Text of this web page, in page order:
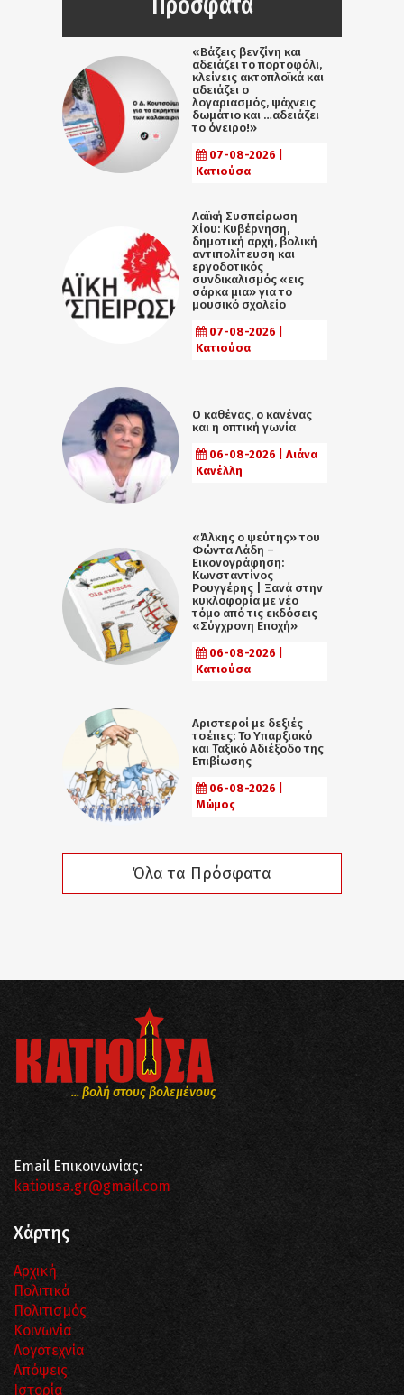
«Βάζεις βενζίνη και
αδειάζει το πορτοφόλι,
κλείνεις ακτοπλοϊκά και
αδειάζει ο
λογαριασμός, ψάχνεις
δωμάτιο και …αδειάζει
το όνειρο!»
07-08-2026 |
Κατιούσα
Λαϊκή Συσπείρωση
Χίου: Κυβέρνηση,
δημοτική αρχή, βολική
αντιπολίτευση και
εργοδοτικός
συνδικαλισμός «εις
σάρκα μια» για το
μουσικό σχολείο
07-08-2026 |
Κατιούσα
Ο καθένας, ο κανένας
και η οπτική γωνία
06-08-2026 | Λιάνα
Κανέλλη
«Άλκης ο ψεύτης» του
Φώντα Λάδη –
Εικονογράφηση:
Κωνσταντίνος
Ρουγγέρης | Ξανά στην
κυκλοφορία με νέο
τόμο από τις εκδόσεις
«Σύγχρονη Εποχή»
06-08-2026 |
Κατιούσα
Αριστεροί με δεξιές
τσέπες: Το Υπαρξιακό
και Ταξικό Αδιέξοδο της
Επιβίωσης
06-08-2026 |
Μώμος
Όλα τα Πρόσφατα
... βολή στους βολεμένους
Email Επικοινωνίας:
katiousa.gr@gmail.com
Χάρτης
Αρχική
Πολιτικά
Πολιτισμός
Κοινωνία
Λογοτεχνία
Απόψεις
Ιστορία